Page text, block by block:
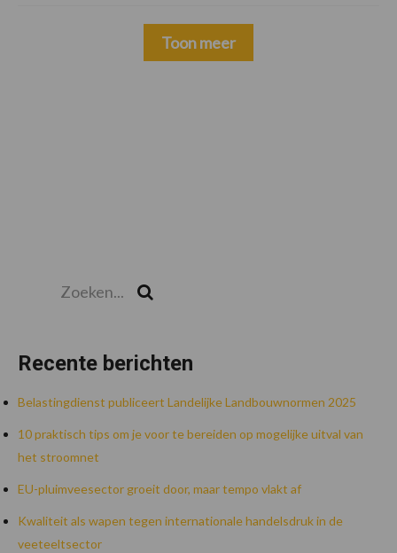
Toon meer
Recente berichten
Belastingdienst publiceert Landelijke Landbouwnormen 2025
10 praktisch tips om je voor te bereiden op mogelijke uitval van
het stroomnet
EU-pluimveesector groeit door, maar tempo vlakt af
Kwaliteit als wapen tegen internationale handelsdruk in de
veeteeltsector